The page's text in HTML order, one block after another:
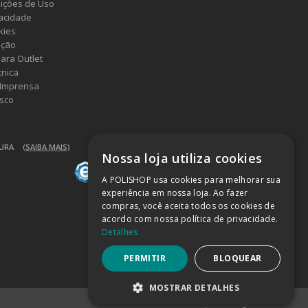
de Uso
Outlet
(SAIBA MAIS)
Nossa loja utiliza cookies
A POLISHOP usa cookies para melhorar sua
experiência em nossa loja. Ao fazer
compras, você aceita todos os cookies de
acordo com nossa política de privacidade.
Detalhes
PERMITIR BLOQUEAR
MOSTRAR DETALHES